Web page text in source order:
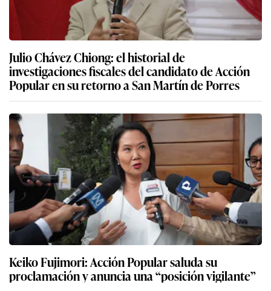
Julio Chávez Chiong: el historial de
investigaciones fiscales del candidato de Acción
Popular en su retorno a San Martín de Porres
Keiko Fujimori: Acción Popular saluda su
proclamación y anuncia una “posición vigilante”